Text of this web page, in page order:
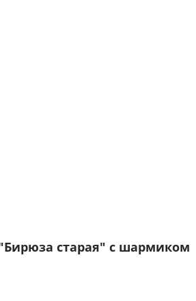
старая" с шармиком